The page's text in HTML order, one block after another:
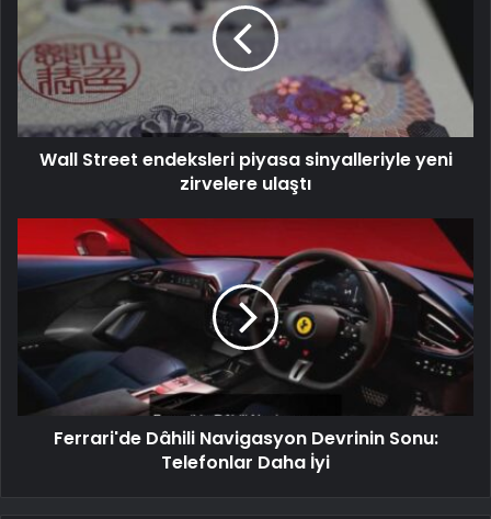
Wall Street endeksleri piyasa sinyalleriyle yeni
zirvelere ulaştı
Ferrari'de Dâhili Navigasyon Devrinin Sonu:
Telefonlar Daha İyi